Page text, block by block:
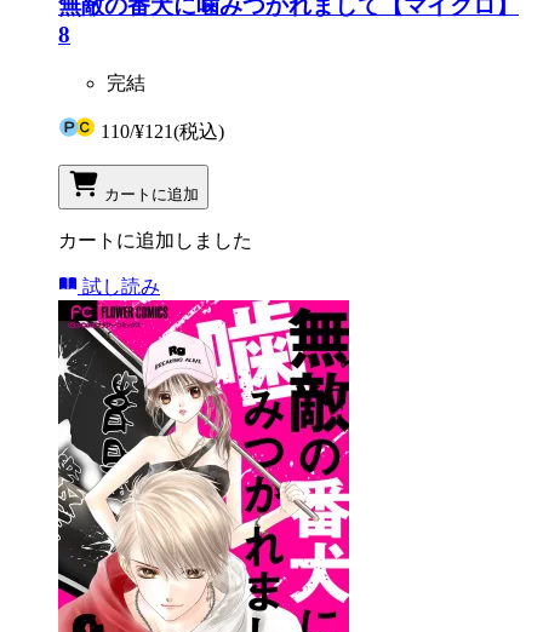
無敵の番犬に噛みつかれまして【マイクロ】
8
完結
110/¥121(税込)
カートに追加
カートに追加しました
試し読み